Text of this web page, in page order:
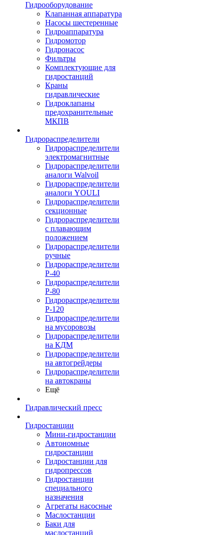
Гидрооборудование
Клапанная аппаратура
Насосы шестеренные
Гидроаппаратура
Гидромотор
Гидронасос
Фильтры
Комплектующие для
гидростанций
Краны
гидравлические
Гидроклапаны
предохранительные
МКПВ
Гидрораспределители
Гидрораспределители
электромагнитные
Гидрораспределители
аналоги Walvoil
Гидрораспределители
аналоги YOULI
Гидрораспределители
секционные
Гидрораспределители
с плавающим
положением
Гидрораспределители
ручные
Гидрораспределители
Р-40
Гидрораспределители
Р-80
Гидрораспределители
Р-120
Гидрораспределители
на мусоровозы
Гидрораспределители
на КДМ
Гидрораспределители
на автогрейдеры
Гидрораспределители
на автокраны
Ещё
Гидравлический пресс
Гидростанции
Мини-гидростанции
Автономные
гидростанции
Гидростанции для
гидропрессов
Гидростанции
специального
назначения
Агрегаты насосные
Маслостанции
Баки для
маслостанций